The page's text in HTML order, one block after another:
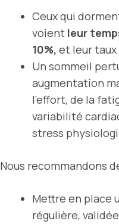
Ceux qui
voient leur
10%, et leur taux
Un sommeil
augmentation
l’effort, de la
variabilité
stress
Nous recommandons
Mettre en place
régulière,